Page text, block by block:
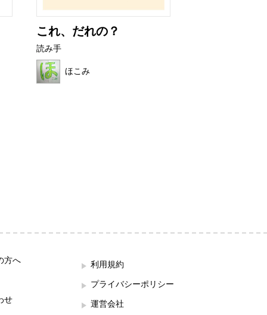
これ、だれの？
読み手
ほこみ
方へ
せ
利用規約
プライバシーポリシー
運営会社